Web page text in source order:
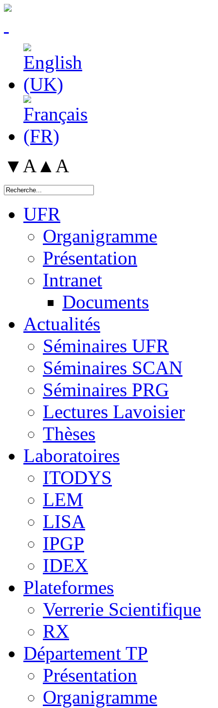
▼A ▲A
UFR
Organigramme
Présentation
Intranet
Documents
Actualités
Séminaires UFR
Séminaires SCAN
Séminaires PRG
Lectures Lavoisier
Thèses
Laboratoires
ITODYS
LEM
LISA
IPGP
IDEX
Plateformes
Verrerie Scientifique
RX
Département TP
Présentation
Organigramme